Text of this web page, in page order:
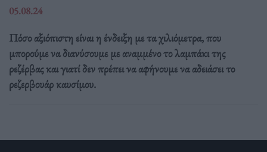
05.08.24
Πόσο αξιόπιστη είναι η ένδειξη με τα χιλιόμετρα, που
μπορούμε να διανύσουμε με αναμμένο το λαμπάκι της
ρεζέρβας και γιατί δεν πρέπει να αφήνουμε να αδειάσει το
ρεζερβουάρ καυσίμου.